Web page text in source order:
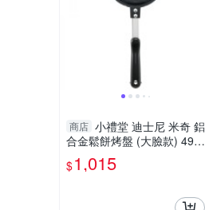
商店 小禮堂 迪士尼 米奇 鋁
合金鬆餅烤盤 (大臉款) 497
3307-549656
$1,015